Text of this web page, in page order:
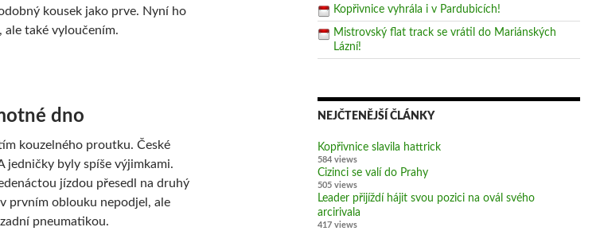
kousek jako prve. Nyní ho
ale také vyloučením.
dno
kouzelného proutku. České
jedničky byly spíše výjimkami.
jízdou přesedl na druhý
prvním oblouku nepodjel, ale
pneumatikou.
Kopřivnice vyhrála i v Pardubicích!
Mistrovský flat track se vrátil do Mariánských
Lázní!
NEJČTENĚJŠÍ ČLÁNKY
Kopřivnice slavila hattrick
584 views
Cizinci se valí do Prahy
505 views
Leader přijíždí hájit svou pozici na ovál svého
arcirivala
417 views